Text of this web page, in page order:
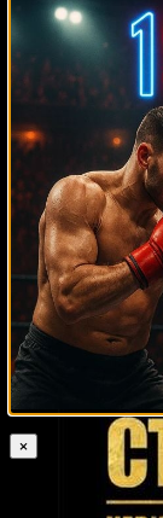
Случайные
Одли Харрисон
Наоя Иноуэ
Мартиросян
Руди
Уилфорд Скипион
Кампас
Уилл Хинтон
Крис Кларксон
Ричардс Юниер
Беллокки Арчил
Томми Гиббонс
Кацидис Луис
Матазимов
×